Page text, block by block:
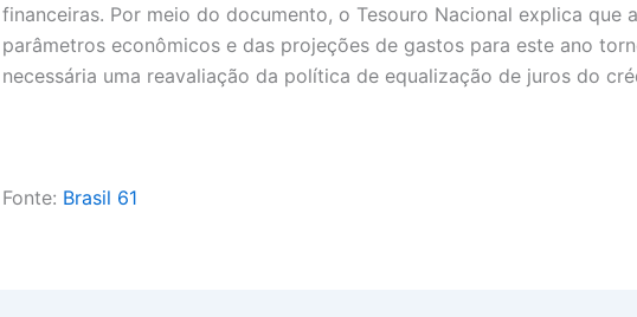
financeiras. Por meio do documento, o Tesouro Nacional explica que
parâmetros econômicos e das projeções de gastos para este ano
necessária uma reavaliação da política de equalização de juros do
Fonte: Brasil 61